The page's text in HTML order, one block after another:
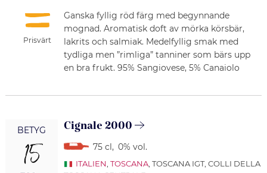
Prisvärt
Ganska fyllig röd färg med begynnande
mognad. Aromatisk doft av mörka körsbär,
lakrits och salmiak. Medelfyllig smak med
tydliga men ”rimliga” tanniner som bärs upp
en bra frukt. 95% Sangiovese, 5% Canaiolo
BETYG
15
Cignale 2000
75 cl, 0% vol.
ITALIEN TOSCANA, TOSCANA IGT, COLLI DELLA